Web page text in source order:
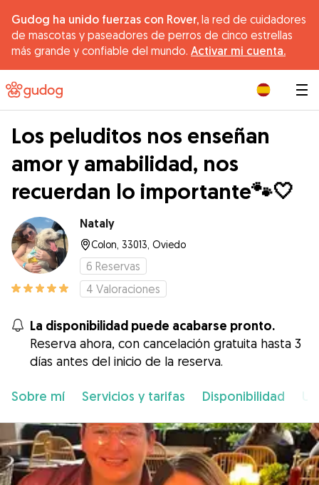
Gudog ha unido fuerzas con Rover, la red de cuidadores
de mascotas y paseadores de perros de cinco estrellas
más grande y confiable del mundo. Activar mi cuenta.
Los peluditos nos enseñan
amor y amabilidad, nos
recuerdan lo importante🐾🤍
Nataly
Colon, 33013, Oviedo
6 Reservas
4 Valoraciones
La disponibilidad puede acabarse pronto.
Reserva ahora, con cancelación gratuita hasta 3
días antes del inicio de la reserva.
Sobre mí Servicios y tarifas Disponibilidad